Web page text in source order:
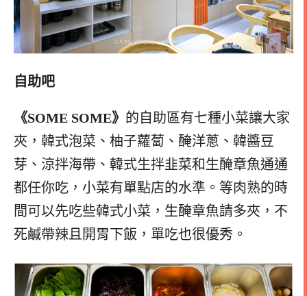
自助吧
《SOME SOME》 的自助區有七種小菜讓大家
夾，韓式泡菜、柚子蘿蔔、醃洋蔥、韓醬豆
芽、涼拌海帶、韓式生拌韭菜和生醃章魚通通
都任你吃，小菜有單點店的水準。等肉熟的時
間可以先吃些韓式小菜，生醃章魚請多夾，不
死鹹帶辣且開胃下飯，單吃也很優秀。